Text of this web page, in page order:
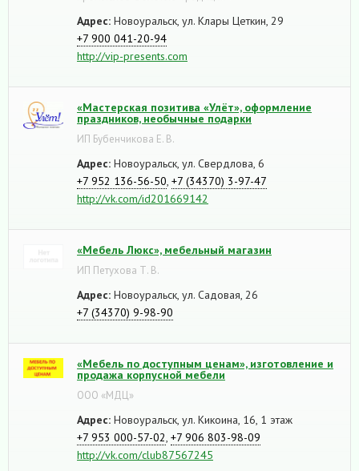
Адрес: Новоуральск, ул. Клары Цеткин, 29
+7 900 041-20-94
http://vip-presents.com
«Мастерская позитива «Улёт», оформление
праздников, необычные подарки
ИП Бубенчикова Е. В.
Адрес: Новоуральск, ул. Свердлова, 6
+7 952 136-56-50 +7 (34370) 3-97-47
http://vk.com/id201669142
«Мебель Люкс», мебельный магазин
ИП Петухова Т. В.
Адрес: Новоуральск, ул. Садовая, 26
+7 (34370) 9-98-90
«Мебель по доступным ценам», изготовление и
продажа корпусной мебели
ООО «МДЦ»
Адрес: Новоуральск, ул. Кикоина, 16, 1 этаж
+7 953 000-57-02 +7 906 803-98-09
http://vk.com/club87567245